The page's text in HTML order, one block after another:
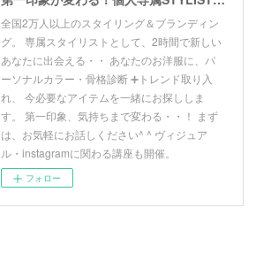
全国2万人以上のスタイリング＆ブランディン
グ。 専属スタイリストとして、2時間で新しい
あなたに出会える・・ あなたのお洋服に、パ
ーソナルカラー・骨格診断 ➕トレンド取り入
れ、 今必要なアイテムを一緒にお探ししま
す。 第一印象、気持ちまで変わる・・！ まず
は、お気軽にお話しください^ ^ ヴィジュア
ル・instagramに関わる講座も開催。
フォロー